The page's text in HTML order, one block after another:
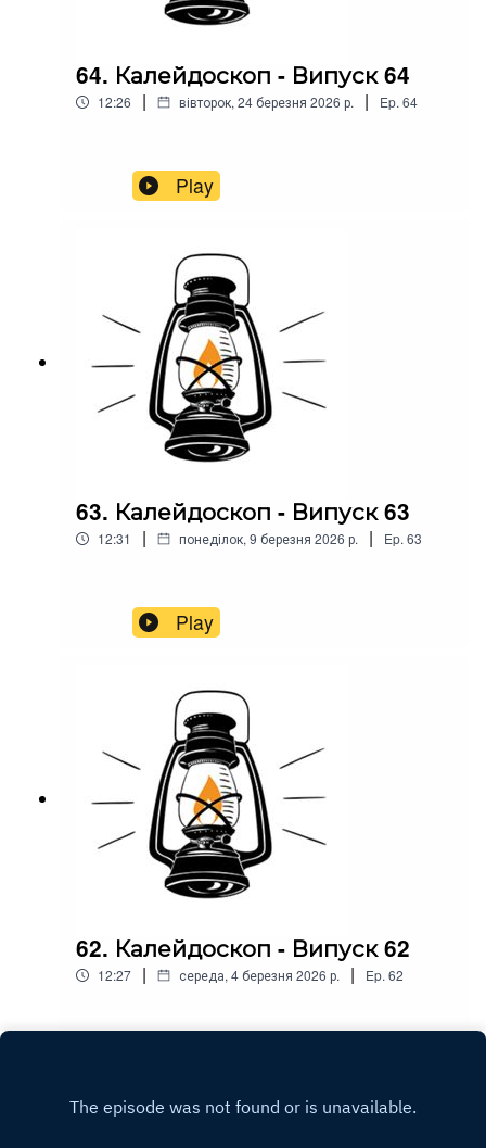
64. Калейдоскоп - Випуск 64
12:26 | вівторок, 24 березня 2026 р. | Ep. 64
Play
63. Калейдоскоп - Випуск 63
12:31 | понеділок, 9 березня 2026 р. | Ep. 63
Play
62. Калейдоскоп - Випуск 62
12:27 | середа, 4 березня 2026 р. | Ep. 62